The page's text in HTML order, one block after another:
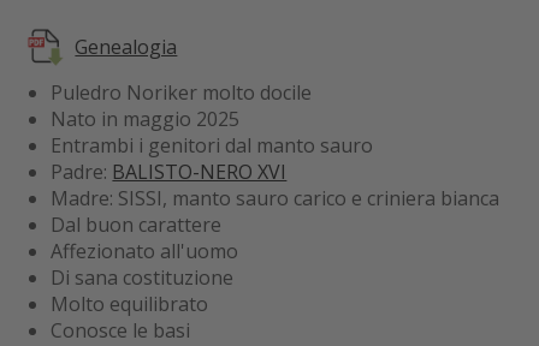
Genealogia
Puledro Noriker molto docile
Nato in maggio 2025
Entrambi i genitori dal manto sauro
Padre: BALISTO-NERO XVI
Madre: SISSI, manto sauro carico e criniera bianca
Dal buon carattere
Affezionato all'uomo
Di sana costituzione
Molto equilibrato
Conosce le basi